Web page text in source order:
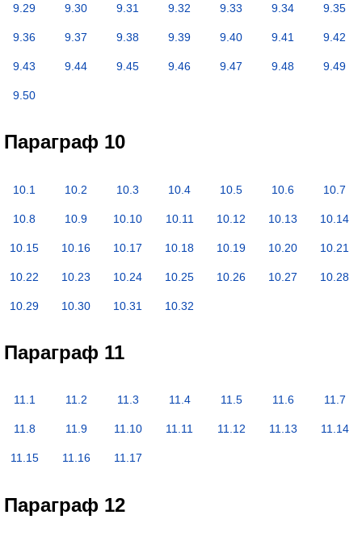
9.29 9.30 9.31 9.32 9.33 9.34 9.35
9.36 9.37 9.38 9.39 9.40 9.41 9.42
9.43 9.44 9.45 9.46 9.47 9.48 9.49
9.50
Параграф 10
10.1 10.2 10.3 10.4 10.5 10.6 10.7
10.8 10.9 10.10 10.11 10.12 10.13 10.14
10.15 10.16 10.17 10.18 10.19 10.20 10.21
10.22 10.23 10.24 10.25 10.26 10.27 10.28
10.29 10.30 10.31 10.32
Параграф 11
11.1 11.2 11.3 11.4 11.5 11.6 11.7
11.8 11.9 11.10 11.11 11.12 11.13 11.14
11.15 11.16 11.17
Параграф 12